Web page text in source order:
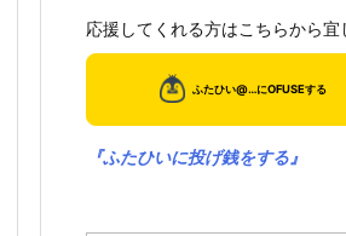
応援してくれる方はこちらから宜
『ふたひいに投げ銭をする』